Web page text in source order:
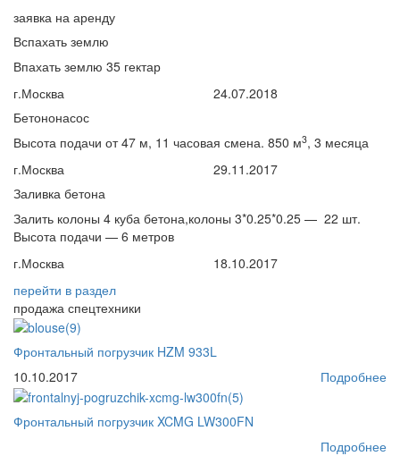
заявка на аренду
Вспахать землю
Впахать землю 35 гектар
г.Москва
24.07.2018
Бетононасос
Высота подачи от 47 м, 11 часовая смена. 850 м3, 3 месяца
г.Москва
29.11.2017
Заливка бетона
Залить колоны 4 куба бетона,колоны 3*0.25*0.25 — 22 шт.
Высота подачи — 6 метров
г.Москва
18.10.2017
перейти в раздел
продажа спецтехники
Фронтальный погрузчик HZM 933L
10.10.2017
Подробнее
Фронтальный погрузчик XCMG LW300FN
Подробнее